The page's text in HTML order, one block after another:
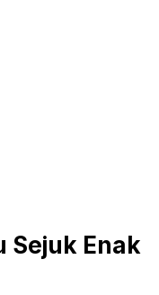
Sejuk Enak